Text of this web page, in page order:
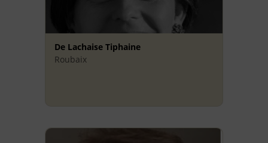
De Lachaise Tiphaine
Roubaix